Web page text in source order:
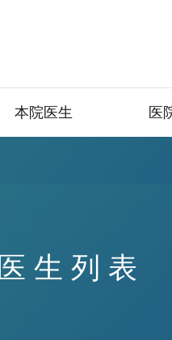
本院医生 医
医生列表